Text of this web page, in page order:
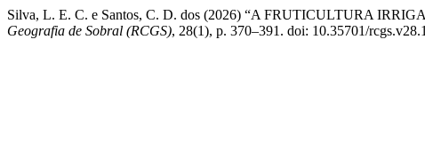
Silva, L. E. C. e Santos, C. D. dos (2026) “A FRUTICULTURA
Geografia de Sobral (RCGS), 28(1), p. 370–391. doi: 10.35701/